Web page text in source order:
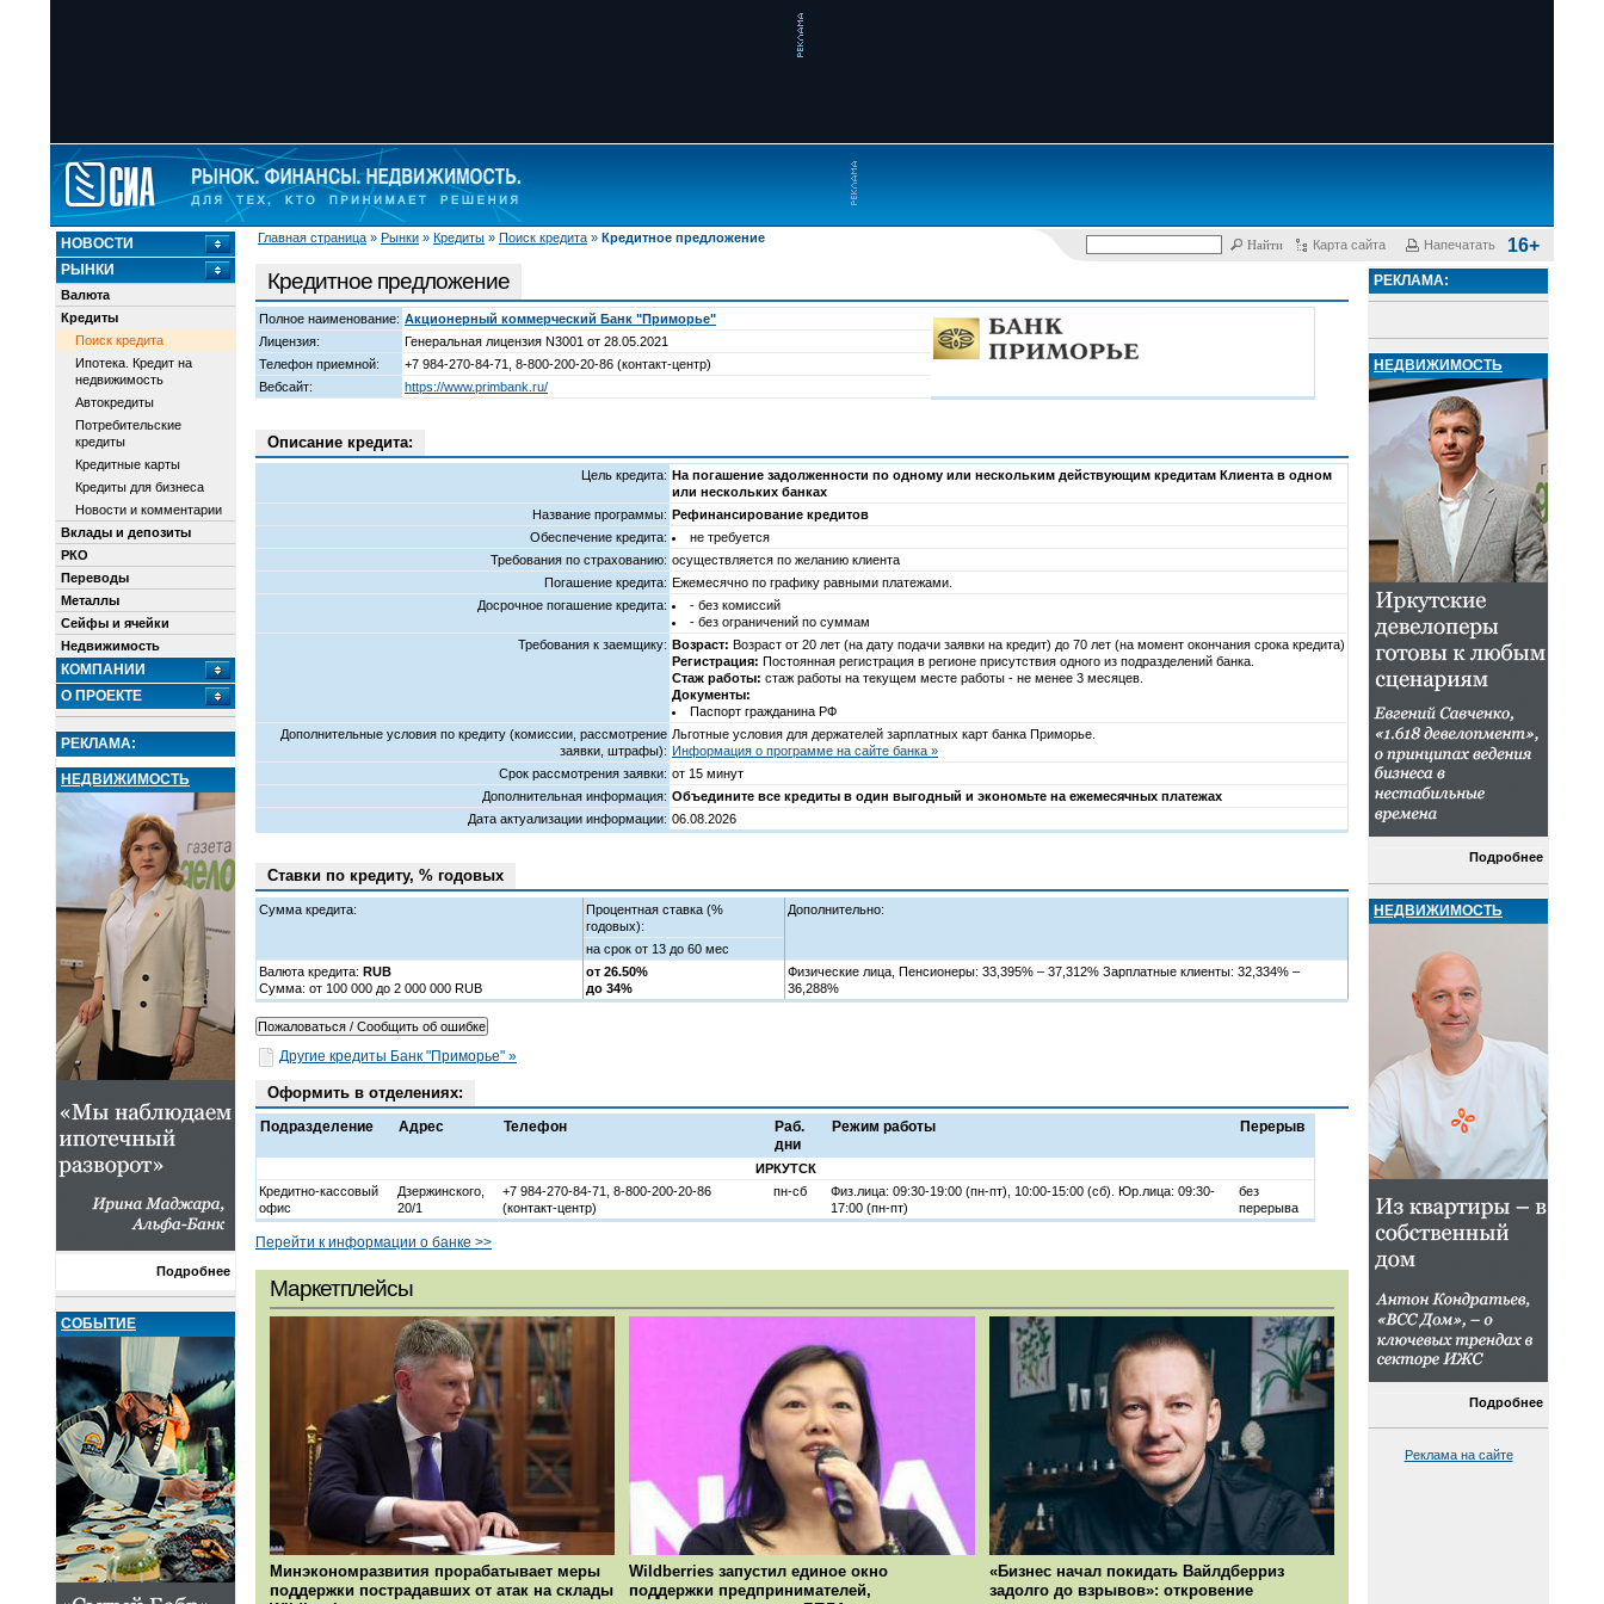
Главная страница » Рынки » Кредиты » Поиск кредита » Кредитное предложение
Карта сайта Напечатать 16+
НОВОСТИ
РЫНКИ
Валюта
Кредиты
Поиск кредита
Ипотека. Кредит на
недвижимость
Автокредиты
Потребительские
кредиты
Кредитные карты
Кредиты для бизнеса
Новости и комментарии
Вклады и депозиты
РКО
Переводы
Металлы
Сейфы и ячейки
Недвижимость
КОМПАНИИ
О ПРОЕКТЕ
РЕКЛАМА:
НЕДВИЖИМОСТЬ
Подробнее
СОБЫТИЕ
Кредитное предложение
Полное наименование: Акционерный коммерческий Банк "Приморье"
Лицензия:
Генеральная лицензия N3001 от 28.05.2021
Телефон приемной:
+7 984-270-84-71, 8-800-200-20-86 (контакт-центр)
Вебсайт:
https://www.primbank.ru/
Описание кредита:
Цель кредита: На погашение задолженности по одному или нескольким действующим кредитам Клиента в одном
или нескольких банках
Название программы: Рефинансирование кредитов
Обеспечение кредита:
не требуется
Требования по страхованию: осуществляется по желанию клиента
Погашение кредита: Ежемесячно по графику равными платежами.
Досрочное погашение кредита:
- без комиссий
- без ограничений по суммам
Требования к заемщику: Возраст: Возраст от 20 лет (на дату подачи заявки на кредит) до 70 лет (на момент окончания срока кредита)
Регистрация: Постоянная регистрация в регионе присутствия одного из подразделений банка.
Стаж работы: стаж работы на текущем месте работы - не менее 3 месяцев.
Документы:
Паспорт гражданина РФ
Дополнительные условия по кредиту (комиссии, рассмотрение
заявки, штрафы):
Льготные условия для держателей зарплатных карт банка Приморье.
Информация о программе на сайте банка »
Срок рассмотрения заявки: от 15 минут
Дополнительная информация: Объедините все кредиты в один выгодный и экономьте на ежемесячных платежах
Дата актуализации информации: 06.08.2026
Ставки по кредиту, % годовых
Сумма кредита:
Процентная ставка (%
годовых):
Дополнительно:
на срок от 13 до 60 мес
Валюта кредита: RUB
Cумма: от 100 000 до 2 000 000 RUB
от 26.50%
до 34%
Физические лица, Пенсионеры: 33,395% – 37,312% Зарплатные клиенты: 32,334% –
36,288%
Другие кредиты Банк "Приморье" »
Оформить в отделениях:
Подразделение Адрес Телефон
Раб.
дни
Режим работы Перерыв
ИРКУТСК
Кредитно-кассовый
офис
Дзержинского,
20/1
+7 984-270-84-71, 8-800-200-20-86
(контакт-центр)
пн-сб
Физ.лица: 09:30-19:00 (пн-пт), 10:00-15:00 (сб). Юр.лица: 09:30-
17:00 (пн-пт)
без
перерыва
Перейти к информации о банке >>
Маркетплейсы
Минэкономразвития прорабатывает меры
поддержки пострадавших от атак на склады
Wildberries запустил единое окно
поддержки предпринимателей,
«Бизнес начал покидать Вайлдберриз
задолго до взрывов»: откровение
РЕКЛАМА:
НЕДВИЖИМОСТЬ
Подробнее
НЕДВИЖИМОСТЬ
Подробнее
Реклама на сайте